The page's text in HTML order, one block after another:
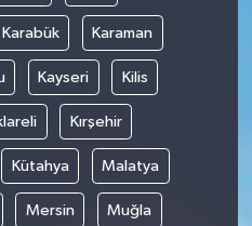
Karabük Karaman
Kayseri Kilis
Kırşehir
Kütahya Malatya
Mersin Muğla